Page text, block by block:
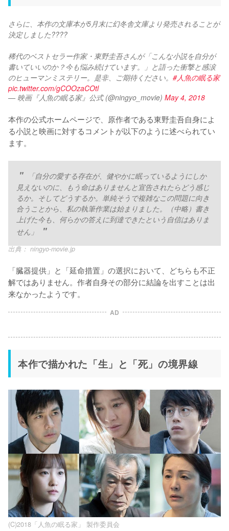
さらに、本作の文庫本が5月末に幻冬舎文庫より発売されることが
決定しました????
稀代のベストセラー作家・東野圭吾さんが「こんな小説を自分が
書いていいのか？今も悩み続けています。」と語った衝撃と感涙
のヒューマンミステリー。是非、ご期待ください。 #人魚の眠る家
pic.twitter.com/gCOOzaCOtl
— 映画『人魚の眠る家』公式 (@ningyo_movie) May 4, 2018
本作の公式ホームページで、原作者である東野圭吾自身によ
る小説と映画に対するコメントが以下のように述べられてい
ます。
「自分の愛する存在が、健やかに眠っているようにしか
見えないのに、もう命はありませんと宣告されたらどう感じ
るか。そしてどうするか。単純そうで複雑なこの問題に向き
合うことから、私の執筆作業は始まりました。（中略）書き
上げた今も、何らかの答えに到達できたという自信はありま
せん」
出典：ningyo-movie.jp
「臓器提供」と「延命措置」の選択において、どちらも不正
解ではありません。作者自身その部分に結論を出すことは出
来なかったようです。
AD
本作で描かれた「生」と「死」の境界線
(C)2018「人魚の眠る家」 製作委員会